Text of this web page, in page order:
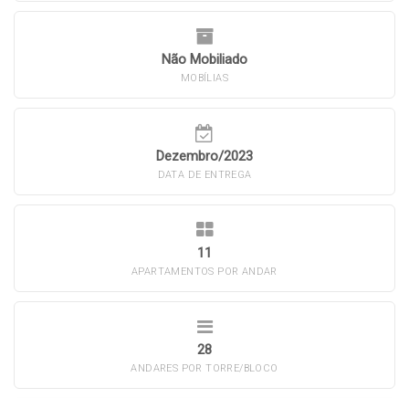
Não Mobiliado
MOBÍLIAS
Dezembro/2023
DATA DE ENTREGA
11
APARTAMENTOS POR ANDAR
28
ANDARES POR TORRE/BLOCO